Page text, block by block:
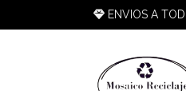
ENVIOS A